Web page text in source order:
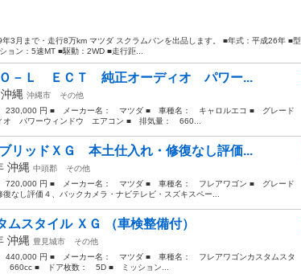
年3月まで・走行8万km マツダ スクラムバンを出品します。 ■年式：平成26年 ■型
ョン：5速MT ■駆動：2WD ■走行距...
Ｏ－Ｌ ＥＣＴ 純正オーディオ パワー...
沖縄 沖縄市
その他
円 ■ メーカー名： マツダ ■ 車種名： キャロルエコ ■ グレード
パワーウィンドウ エアコン ■ 排気量： 660...
リッドＸＧ 本土仕入れ・修復なし評価...
沖縄 中頭郡
その他
円 ■ メーカー名： マツダ ■ 車種名： フレアワゴン ■ グレード
し評価４、バックカメラ・ナビテレビ・スズキスペー...
スタイル ＸＧ （車検整備付）
沖縄 豊見城市
その他
円 ■ メーカー名： マツダ ■ 車種名： フレアワゴンカスタムスタ
660cc ■ ドア枚数： 5D ■ ミッション...